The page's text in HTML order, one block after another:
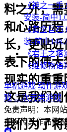
料之外，
和心路历
长，更贴
表下的伟
现实的重重
这是我们创
我们为了将
《神之一手
安装-简中
《黄金巨石
装-简中
《君王之
《维修物语
单机游戏 动作游
戏 二次元类游戏
免责声明：本网
在误传其作品情